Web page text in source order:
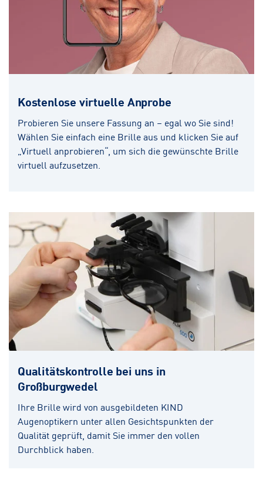
Kostenlose virtuelle Anprobe
Probieren Sie unsere Fassung an – egal wo Sie sind!
Wählen Sie einfach eine Brille aus und klicken Sie auf
„Virtuell anprobieren“, um sich die gewünschte Brille
virtuell aufzusetzen.
Qualitätskontrolle bei uns in
Großburgwedel
Ihre Brille wird von ausgebildeten KIND
Augenoptikern unter allen Gesichtspunkten der
Qualität geprüft, damit Sie immer den vollen
Durchblick haben.